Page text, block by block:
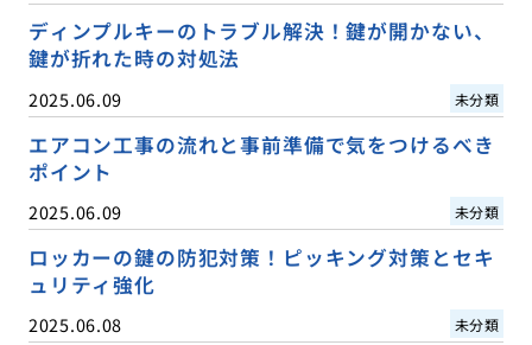
ディンプルキーのトラブル解決！鍵が開かない、
鍵が折れた時の対処法
2025.06.09 未分類
エアコン工事の流れと事前準備で気をつけるべき
ポイント
2025.06.09 未分類
ロッカーの鍵の防犯対策！ピッキング対策とセキ
ュリティ強化
2025.06.08 未分類